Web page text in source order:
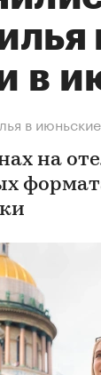
в
в
на